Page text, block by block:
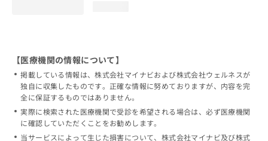
【医療機関の情報について】
掲載している情報は、株式会社マイナビおよび株式会社ウェルネスが
独自に収集したものです。正確な情報に努めておりますが、内容を完
全に保証するものではありません。
実際に検索された医療機関で受診を希望される場合は、必ず医療機関
に確認していただくことをお勧めします。
当サービスによって生じた損害について、株式会社マイナビ及び株式